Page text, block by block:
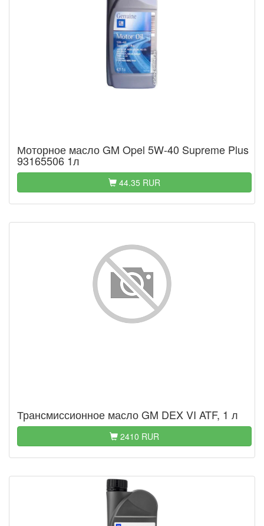
Моторное масло GM Opel 5W-40 Supreme Plus
93165506 1л
44.35 RUR
Трансмиссионное масло GM DEX VI ATF, 1 л
2410 RUR